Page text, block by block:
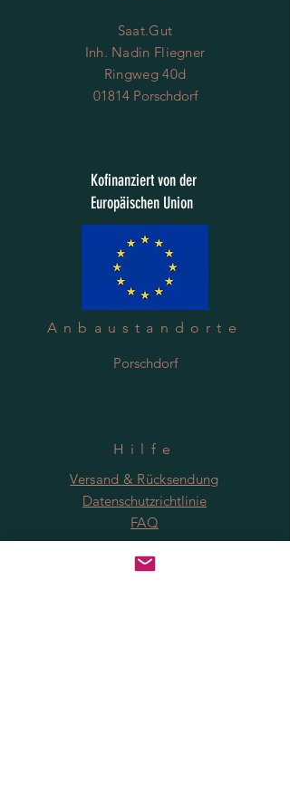
Saat.Gut
Inh. Nadin Fliegner
Ringweg 40d
01814 Porschdorf
Kofinanziert von der
Europäischen Union
Anbaustandorte
Porschdorf
Hilfe
Versand & Rücksendung
Datenschutzrichtlinie
FAQ